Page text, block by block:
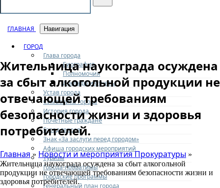
ГЛАВНАЯ Навигация
ГОРОД
Глава города
Биография
Полномочия
Доклады и отчеты
Устав города
Символика города
История города
Почетные граждане
Город героев
Знак «За заслуги перед городом»
Афиша городских мероприятий
Туризм
Города-побратимы
Городские программы
Генеральный план города
Жительница наукограда осуждена
за сбыт алкогольной продукции не
отвечающей требованиям
безопасности жизни и здоровья
потребителей.
Главная » Новости и мероприятия Прокуратуры »
Жительница наукограда осуждена за сбыт алкогольной
продукции не отвечающей требованиям безопасности жизни и
здоровья потребителей.